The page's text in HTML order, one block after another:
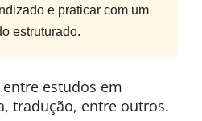
e praticar com um
estruturado.
estudos em
tradução, entre outros.